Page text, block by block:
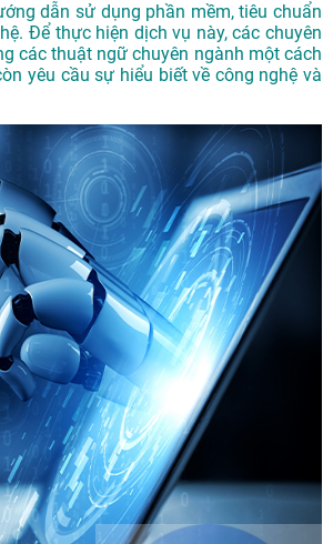
dẫn sử dụng phần mềm, tiêu chuẩn
Để thực hiện dịch vụ này, các chuyên
các thuật ngữ chuyên ngành một cách
yêu cầu sự hiểu biết về công nghệ và